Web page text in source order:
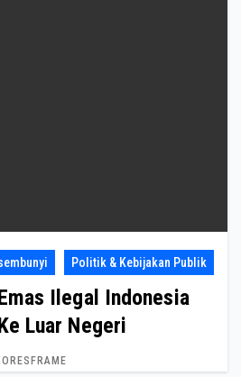
Politik & Kebijakan Publik
Ilegal Indonesia
Luar Negeri